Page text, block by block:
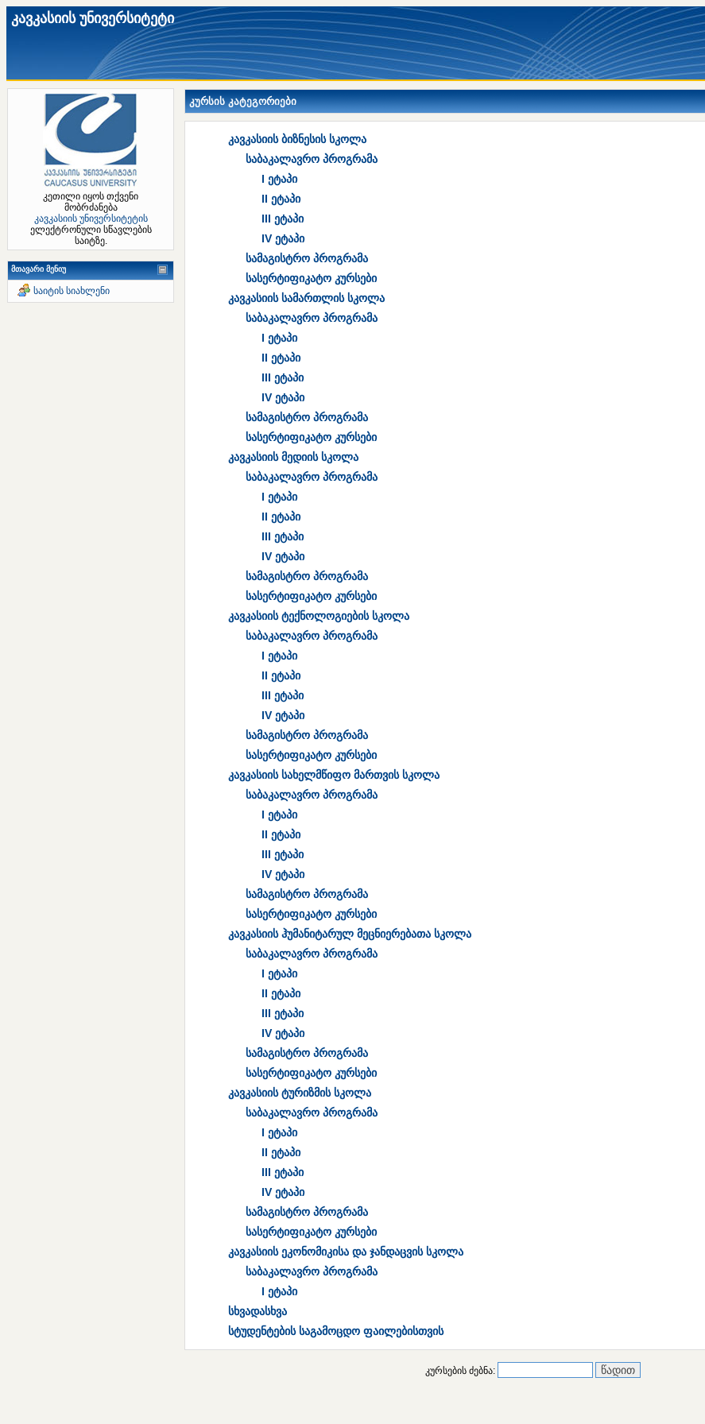
კავკასიის უნივერსიტეტი
კეთილი იყოს თქვენი
მობრძანება
კავკასიის უნივერსიტეტის
ელექტრონული სწავლების
საიტზე.
მთავარი მენიუ
საიტის სიახლენი
კურსის კატეგორიები
კავკასიის ბიზნესის სკოლა
საბაკალავრო პროგრამა
I ეტაპი
II ეტაპი
III ეტაპი
IV ეტაპი
სამაგისტრო პროგრამა
სასერტიფიკატო კურსები
კავკასიის სამართლის სკოლა
საბაკალავრო პროგრამა
I ეტაპი
II ეტაპი
III ეტაპი
IV ეტაპი
სამაგისტრო პროგრამა
სასერტიფიკატო კურსები
კავკასიის მედიის სკოლა
საბაკალავრო პროგრამა
I ეტაპი
II ეტაპი
III ეტაპი
IV ეტაპი
სამაგისტრო პროგრამა
სასერტიფიკატო კურსები
კავკასიის ტექნოლოგიების სკოლა
საბაკალავრო პროგრამა
I ეტაპი
II ეტაპი
III ეტაპი
IV ეტაპი
სამაგისტრო პროგრამა
სასერტიფიკატო კურსები
კავკასიის სახელმწიფო მართვის სკოლა
საბაკალავრო პროგრამა
I ეტაპი
II ეტაპი
III ეტაპი
IV ეტაპი
სამაგისტრო პროგრამა
სასერტიფიკატო კურსები
კავკასიის ჰუმანიტარულ მეცნიერებათა სკოლა
საბაკალავრო პროგრამა
I ეტაპი
II ეტაპი
III ეტაპი
IV ეტაპი
სამაგისტრო პროგრამა
სასერტიფიკატო კურსები
კავკასიის ტურიზმის სკოლა
საბაკალავრო პროგრამა
I ეტაპი
II ეტაპი
III ეტაპი
IV ეტაპი
სამაგისტრო პროგრამა
სასერტიფიკატო კურსები
კავკასიის ეკონომიკისა და ჯანდაცვის სკოლა
საბაკალავრო პროგრამა
I ეტაპი
სხვადასხვა
სტუდენტების საგამოცდო ფაილებისთვის
კურსების ძებნა: